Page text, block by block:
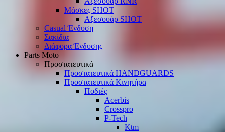
Μάσκες SHOT
Αξεσουάρ SHOT
Casual Ένδυση
Σακίδια
Διάφορα Ένδυσης
Parts Moto
Προστατευτικά
Προστατευτικά HANDGUARDS
Προστατευτικά Κινητήρα
Ποδιές
Acerbis
Crosspro
P-Tech
Ktm